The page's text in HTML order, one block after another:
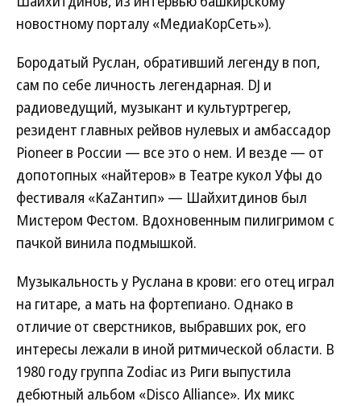
новостному порталу «МедиаКорСеть»).
Бородатый Руслан, обративший легенду в поп,
сам по себе личность легендарная. DJ и
радиоведущий, музыкант и культуртрегер,
резидент главных рейвов нулевых и амбассадор
Pioneer в России — все это о нем. И везде — от
допотопных «найтеров» в Театре кукол Уфы до
фестиваля «КаZантип» — Шайхитдинов был
Мистером Фестом. Вдохновенным пилигримом с
пачкой винила подмышкой.
Музыкальность у Руслана в крови: его отец играл
на гитаре, а мать на фортепиано. Однако в
отличие от сверстников, выбравших рок, его
интересы лежали в иной ритмической области. В
1980 году группа Zodiac из Риги выпустила
дебютный альбом «Disco Alliance». Их микс